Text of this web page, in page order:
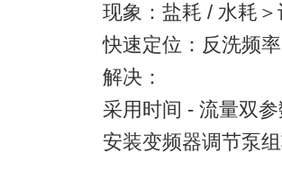
现象：盐耗 / 水耗
快速定位：反洗频
解决：
采用时间 - 流量双
安装变频器调节泵